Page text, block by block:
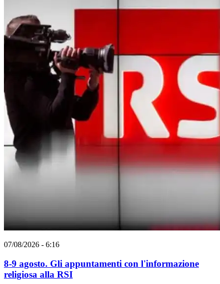
07/08/2026 - 6:16
8-9 agosto. Gli appuntamenti con l'informazione
religiosa alla RSI